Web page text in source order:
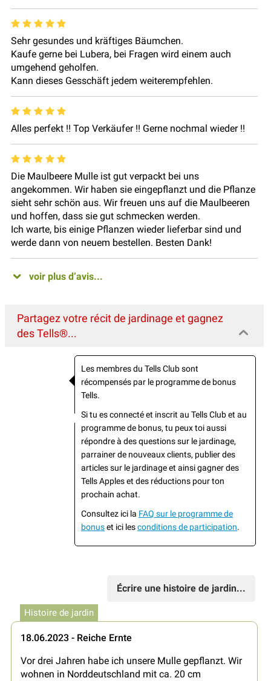
Sehr gesundes und kräftiges Bäumchen.
Kaufe gerne bei Lubera, bei Fragen wird einem auch
umgehend geholfen.
Kann dieses Gesschäft jedem weiterempfehlen.
Alles perfekt !! Top Verkäufer !! Gerne nochmal wieder !!
Die Maulbeere Mulle ist gut verpackt bei uns
angekommen. Wir haben sie eingepflanzt und die Pflanze
sieht sehr schön aus. Wir freuen uns auf die Maulbeeren
und hoffen, dass sie gut schmecken werden.
Ich warte, bis einige Pflanzen wieder lieferbar sind und
werde dann von neuem bestellen. Besten Dank!
voir plus d’avis...
Partagez votre récit de jardinage et gagnez
des Tells®...
Les membres du Tells Club sont
récompensés par le programme de bonus
Tells.
Si tu es connecté et inscrit au Tells Club et au
programme de bonus, tu peux toi aussi
répondre à des questions sur le jardinage,
parrainer de nouveaux clients, publier des
articles sur le jardinage et ainsi gagner des
Tells Apples et des réductions pour ton
prochain achat.
Consultez ici la FAQ sur le programme de
bonuset ici lesconditions de participation.
Écrire une histoire de jardin...
Histoire de jardin
18.06.2023 - Reiche Ernte
Vor drei Jahren habe ich unsere Mulle gepflanzt. Wir
wohnen in Norddeutschland mit ca. 20 cm